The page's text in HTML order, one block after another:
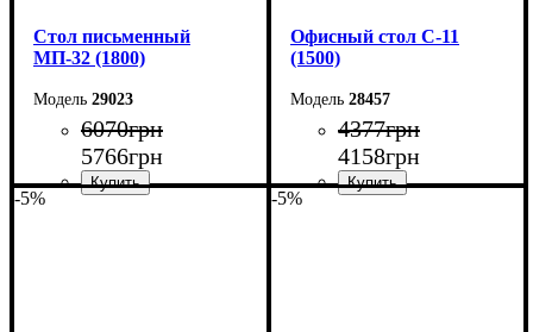
Cтол письменный
МП-32 (1800)
29023
6070грн
5766грн
Офисный стол С-11
(1500)
28457
4377грн
4158грн
-5% -5%